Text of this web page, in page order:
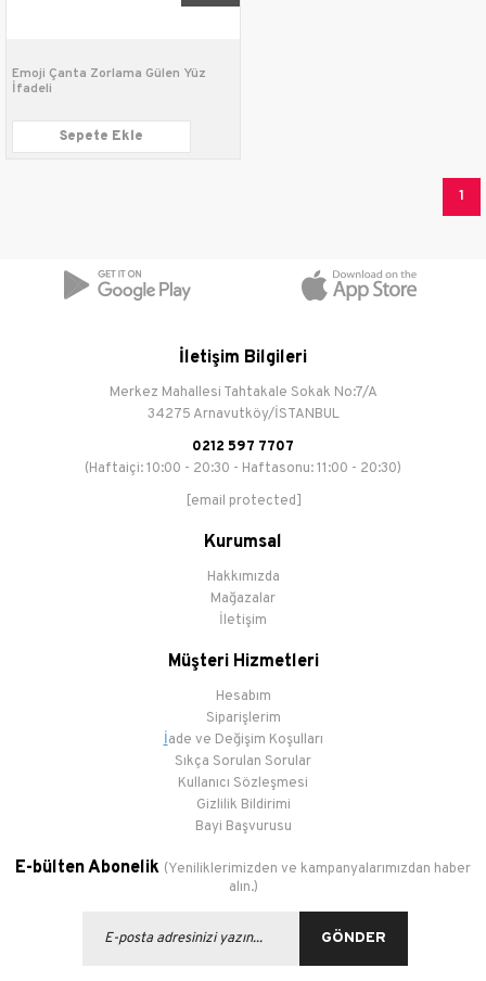
Emoji Çanta Zorlama Gülen Yüz
İfadeli
Sepete Ekle
1
İletişim Bilgileri
Merkez Mahallesi Tahtakale Sokak No:7/A
34275 Arnavutköy/İSTANBUL
0212 597 7707
(Haftaiçi: 10:00 - 20:30 - Haftasonu: 11:00 - 20:30)
[email protected]
Kurumsal
Hakkımızda
Mağazalar
İletişim
Müşteri Hizmetleri
Hesabım
Siparişlerim
İade ve Değişim Koşulları
Sıkça Sorulan Sorular
Kullanıcı Sözleşmesi
Gizlilik Bildirimi
Bayi Başvurusu
E-bülten Abonelik (Yeniliklerimizden ve kampanyalarımızdan haber
alın.)
GÖNDER